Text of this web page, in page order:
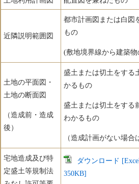
近隣説明範囲図
都市計画図または白図
もの
(敷地境界線から建築物
土地の平面図・
土地の断面図
（造成前・造成
後）
盛土または切土をする
かるもの
盛土または切土をする
わかるもの
（造成計画がない場合
宅地造成及び特
定盛土等規制法
ダウンロード
350KB]